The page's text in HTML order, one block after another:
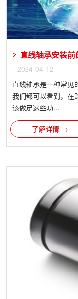
直线轴承安装前
2024-04-12
直线轴承是一种常见
我们都可以看到，在
该做足这些功...
了解详情 →